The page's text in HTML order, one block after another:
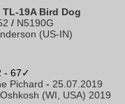
TL-19A Bird Dog
/ N5190G
(US-IN)
- 67✓
Pichard - 25.07.2019
Oshkosh (WI, USA) 2019